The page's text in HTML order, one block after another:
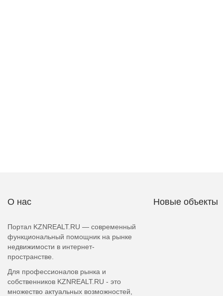
О нас
Портал KZNREALT.RU — современный
функциональный помощник на рынке
недвижимости в интернет-
пространстве.
Для профессионалов рынка и
собственников KZNREALT.RU - это
множество актуальных возможностей,
Новые объекты